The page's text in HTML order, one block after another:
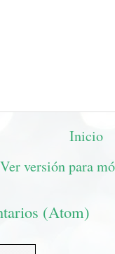
Inicio
Ver versión para
(Atom)